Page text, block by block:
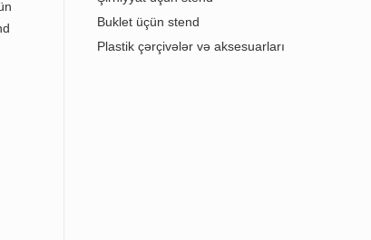
Buklet üçün stend
Plastik çərçivələr və aksesuarları